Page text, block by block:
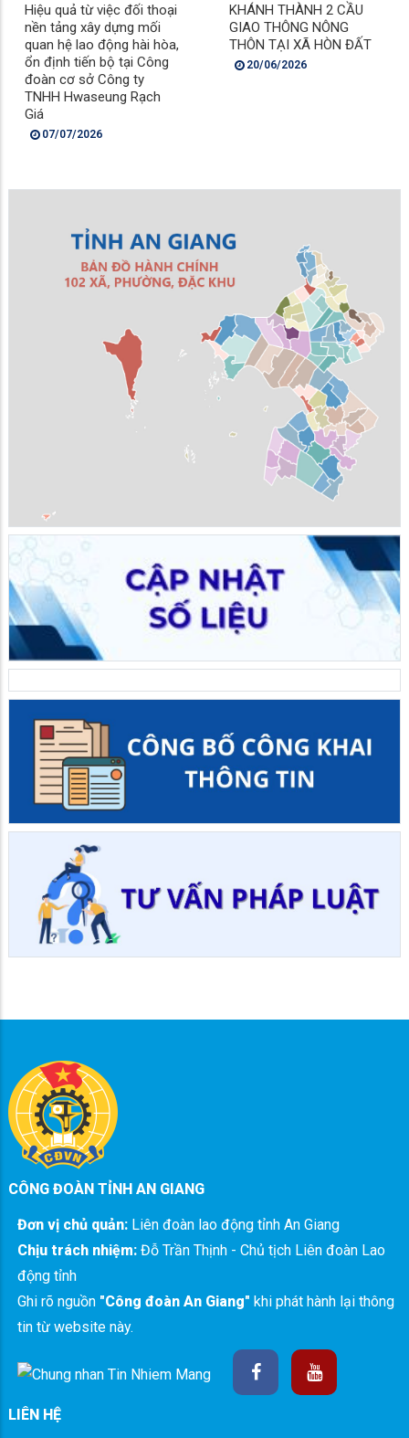
Hiệu quả từ việc đối thoại
nền tảng xây dựng mối
quan hệ lao động hài hòa,
ổn định tiến bộ tại Công
đoàn cơ sở Công ty
TNHH Hwaseung Rạch
Giá
07/07/2026
KHÁNH THÀNH 2 CẦU
GIAO THÔNG NÔNG
THÔN TẠI XÃ HÒN ĐẤT
20/06/2026
CÔNG ĐOÀN TỈNH AN GIANG
Đơn vị chủ quản: Liên đoàn lao động tỉnh An Giang
Chịu trách nhiệm: Đỗ Trần Thịnh - Chủ tịch Liên đoàn Lao
động tỉnh
Ghi rõ nguồn "Công đoàn An Giang" khi phát hành lại thông
tin từ website này.
LIÊN HỆ